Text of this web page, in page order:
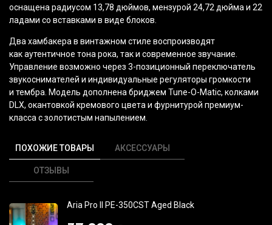
оснащена радиусом 13,78 дюймов, мензурой 24,72 дюйма и 22
ладами со вставками в виде блоков.
Два хамбакера в винтажном стиле воспроизводят
как аутентичное тона рока, так и современное звучание.
Управление возможно через 3-позиционный переключатель
звукоснимателей и индивидуальные регуляторы громкости
и тембра. Модель дополнена бриджем Tune-O-Matic, колками
DLX, окантовкой кремового цвета и фурнитурой премиум-
класса с золотистым напылением.
ПОХОЖИЕ ТОВАРЫ АКСЕССУАРЫ
ОТЗЫВЫ
Aria Pro II PE-350CST Aged Black